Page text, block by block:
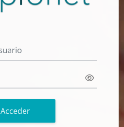
Nombre de usuario
Acceder